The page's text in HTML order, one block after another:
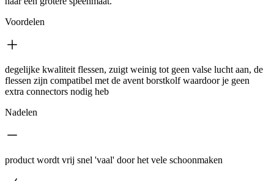
Voordelen
degelijke kwaliteit flessen, zuigt weinig tot geen valse lucht aan, de
flessen zijn compatibel met de avent borstkolf waardoor je geen
extra connectors nodig heb
Nadelen
product wordt vrij snel 'vaal' door het vele schoonmaken